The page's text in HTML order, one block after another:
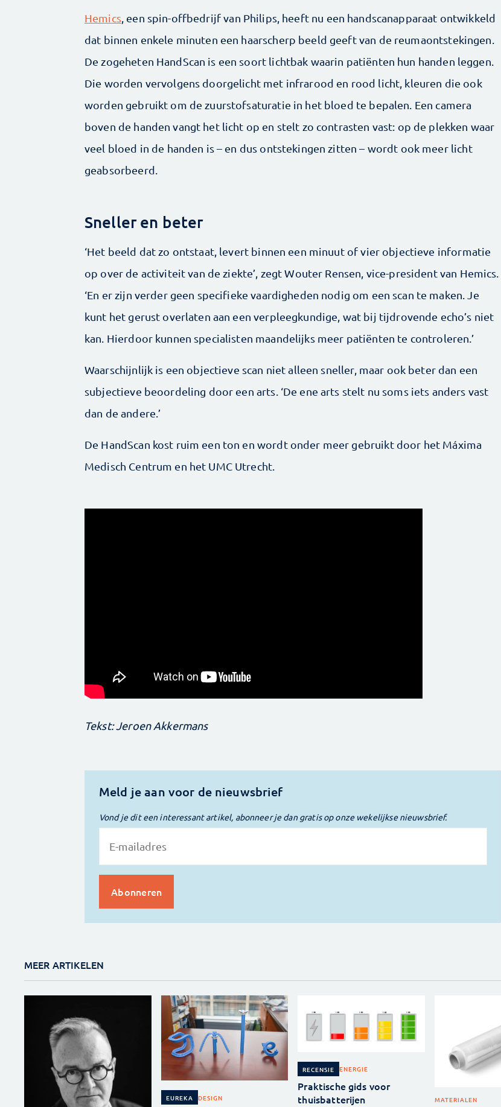
Hemics, een spin-offbedrijf van Philips, heeft nu een handscanapparaat ontwikkeld
dat binnen enkele minuten een haarscherp beeld geeft van de reumaontstekingen.
De zogeheten HandScan is een soort lichtbak waarin patiënten hun handen leggen.
Die worden vervolgens doorgelicht met infrarood en rood licht, kleuren die ook
worden gebruikt om de zuurstofsaturatie in het bloed te bepalen. Een camera
boven de handen vangt het licht op en stelt zo contrasten vast: op de plekken waar
veel bloed in de handen ­is – en dus ontstekingen zitten – wordt ook meer licht
geabsorbeerd.
Sneller en beter
‘Het beeld dat zo ontstaat, levert binnen een minuut of vier objectieve informatie
op over de activiteit van de ziekte’, zegt Wouter Rensen, vice-president van Hemics.
‘En er zijn verder geen specifieke vaardigheden nodig om een scan te maken. Je
kunt het gerust overlaten aan een verpleegkundige, wat bij tijdrovende echo’s niet
kan. Hierdoor kunnen specialisten maandelijks meer patiënten te ­controleren.’
Waarschijnlijk is een objectieve scan niet alleen sneller, maar ook beter dan een
subjectieve beoordeling door een arts. ‘De ene arts stelt nu soms iets anders vast
dan de andere.’
De HandScan kost ruim een ton en wordt onder meer gebruikt door het Máxima
Medisch Centrum en het UMC Utrecht.
Tekst: Jeroen Akkermans
Meld je aan voor de nieuwsbrief
Vond je dit een interessant artikel, abonneer je dan gratis op onze wekelijkse nieuwsbrief.
MEER ARTIKELEN
EUREKA DESIGN
RECENSIE ENERGIE
Praktische gids voor
thuisbatterijen
MATERIALEN